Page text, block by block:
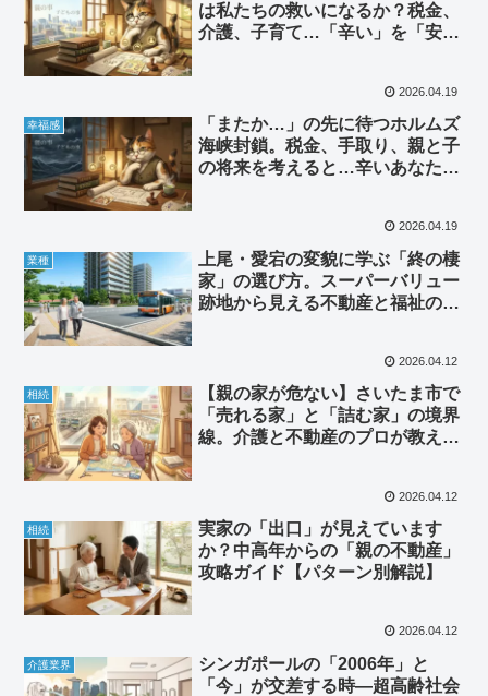
は私たちの救いになるか？税金、
介護、子育て…「辛い」を「安
2026.04.19
幸福感
「またか…」の先に待つホルムズ
海峡封鎖。税金、手取り、親と子
の将来を考えると…辛いあなたへ
2026.04.19
業種
上尾・愛宕の変貌に学ぶ「終の棲
家」の選び方。スーパーバリュー
跡地から見える不動産と福祉の未
2026.04.12
相続
【親の家が危ない】さいたま市で
「売れる家」と「詰む家」の境界
線。介護と不動産のプロが教え
2026.04.12
相続
実家の「出口」が見えています
か？中高年からの「親の不動産」
攻略ガイド【パターン別解説】
2026.04.12
介護業界
シンガポールの「2006年」と
「今」が交差する時—超高齢社会